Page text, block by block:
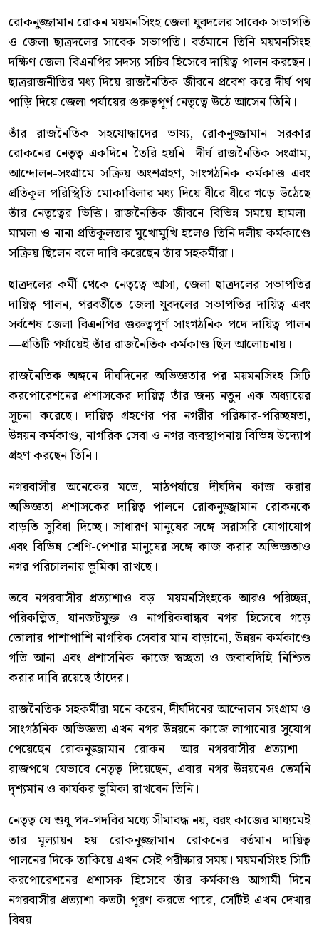
রোকনুজ্জামান রোকন ময়মনসিংহ জেলা যুবদলের সাবেক সভাপতি
ও জেলা ছাত্রদলের সাবেক সভাপতি। বর্তমানে তিনি ময়মনসিংহ
দক্ষিণ জেলা বিএনপির সদস্য সচিব হিসেবে দায়িত্ব পালন করছেন।
ছাত্ররাজনীতির মধ্য দিয়ে রাজনৈতিক জীবনে প্রবেশ করে দীর্ঘ পথ
পাড়ি দিয়ে জেলা পর্যায়ের গুরুত্বপূর্ণ নেতৃত্বে উঠে আসেন তিনি।
তাঁর রাজনৈতিক সহযোদ্ধাদের ভাষ্য, রোকনুজ্জামান সরকার
রোকনের নেতৃত্ব একদিনে তৈরি হয়নি। দীর্ঘ রাজনৈতিক সংগ্রাম,
আন্দোলন-সংগ্রামে সক্রিয় অংশগ্রহণ, সাংগঠনিক কর্মকাণ্ড এবং
প্রতিকূল পরিস্থিতি মোকাবিলার মধ্য দিয়ে ধীরে ধীরে গড়ে উঠেছে
তাঁর নেতৃত্বের ভিত্তি। রাজনৈতিক জীবনে বিভিন্ন সময়ে হামলা-
মামলা ও নানা প্রতিকূলতার মুখোমুখি হলেও তিনি দলীয় কর্মকাণ্ডে
সক্রিয় ছিলেন বলে দাবি করেছেন তাঁর সহকর্মীরা।
ছাত্রদলের কর্মী থেকে নেতৃত্বে আসা, জেলা ছাত্রদলের সভাপতির
দায়িত্ব পালন, পরবর্তীতে জেলা যুবদলের সভাপতির দায়িত্ব এবং
সর্বশেষ জেলা বিএনপির গুরুত্বপূর্ণ সাংগঠনিক পদে দায়িত্ব পালন
—প্রতিটি পর্যায়েই তাঁর রাজনৈতিক কর্মকাণ্ড ছিল আলোচনায়।
রাজনৈতিক অঙ্গনে দীর্ঘদিনের অভিজ্ঞতার পর ময়মনসিংহ সিটি
করপোরেশনের প্রশাসকের দায়িত্ব তাঁর জন্য নতুন এক অধ্যায়ের
সূচনা করেছে। দায়িত্ব গ্রহণের পর নগরীর পরিষ্কার-পরিচ্ছন্নতা,
উন্নয়ন কর্মকাণ্ড, নাগরিক সেবা ও নগর ব্যবস্থাপনায় বিভিন্ন উদ্যোগ
গ্রহণ করছেন তিনি।
নগরবাসীর অনেকের মতে, মাঠপর্যায়ে দীর্ঘদিন কাজ করার
অভিজ্ঞতা প্রশাসকের দায়িত্ব পালনে রোকনুজ্জামান রোকনকে
বাড়তি সুবিধা দিচ্ছে। সাধারণ মানুষের সঙ্গে সরাসরি যোগাযোগ
এবং বিভিন্ন শ্রেণি-পেশার মানুষের সঙ্গে কাজ করার অভিজ্ঞতাও
নগর পরিচালনায় ভূমিকা রাখছে।
তবে নগরবাসীর প্রত্যাশাও বড়। ময়মনসিংহকে আরও পরিচ্ছন্ন,
পরিকল্পিত, যানজটমুক্ত ও নাগরিকবান্ধব নগর হিসেবে গড়ে
তোলার পাশাপাশি নাগরিক সেবার মান বাড়ানো, উন্নয়ন কর্মকাণ্ডে
গতি আনা এবং প্রশাসনিক কাজে স্বচ্ছতা ও জবাবদিহি নিশ্চিত
করার দাবি রয়েছে তাঁদের।
রাজনৈতিক সহকর্মীরা মনে করেন, দীর্ঘদিনের আন্দোলন-সংগ্রাম ও
সাংগঠনিক অভিজ্ঞতা এখন নগর উন্নয়নে কাজে লাগানোর সুযোগ
পেয়েছেন রোকনুজ্জামান রোকন। আর নগরবাসীর প্রত্যাশা—
রাজপথে যেভাবে নেতৃত্ব দিয়েছেন, এবার নগর উন্নয়নেও তেমনি
দৃশ্যমান ও কার্যকর ভূমিকা রাখবেন তিনি।
নেতৃত্ব যে শুধু পদ-পদবির মধ্যে সীমাবদ্ধ নয়, বরং কাজের মাধ্যমেই
তার মূল্যায়ন হয়—রোকনুজ্জামান রোকনের বর্তমান দায়িত্ব
পালনের দিকে তাকিয়ে এখন সেই পরীক্ষার সময়। ময়মনসিংহ সিটি
করপোরেশনের প্রশাসক হিসেবে তাঁর কর্মকাণ্ড আগামী দিনে
নগরবাসীর প্রত্যাশা কতটা পূরণ করতে পারে, সেটিই এখন দেখার
বিষয়।